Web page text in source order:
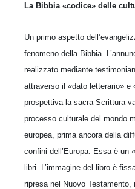
La Bibbia «codice» delle
Un primo aspetto
fenomeno della Bibbia.
realizzato mediante
attraverso il «dato letterario» e
prospettiva la sacra Scrittura
processo culturale del mondo
europea, prima ancora della
confini dell’Europa. Essa è un
libri. L’immagine del libro è
ripresa nel Nuovo Testamento,